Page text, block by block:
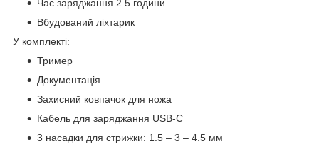
Час заряджання 2.5 години
Вбудований ліхтарик
У комплекті:
Тример
Документація
Захисний ковпачок для ножа
Кабель для заряджання USB-C
3 насадки для стрижки: 1.5 – 3 – 4.5 мм